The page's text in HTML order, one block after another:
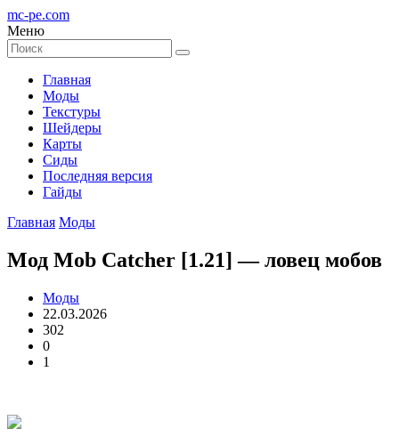
mc-pe.com
Меню
Главная
Моды
Текстуры
Шейдеры
Карты
Сиды
Последняя версия
Гайды
Главная Моды
Мод Mob Catcher [1.21] — ловец мобов
Моды
22.03.2026
302
0
1